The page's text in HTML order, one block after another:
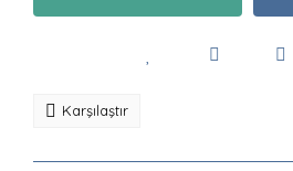
Karşılaştır